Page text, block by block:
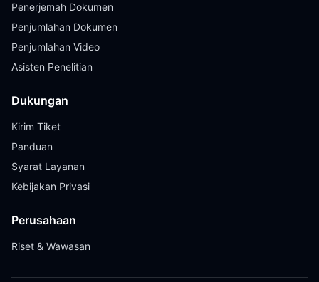
Penerjemah Dokumen
Penjumlahan Dokumen
Penjumlahan Video
Asisten Penelitian
Dukungan
Kirim Tiket
Panduan
Syarat Layanan
Kebijakan Privasi
Perusahaan
Riset & Wawasan